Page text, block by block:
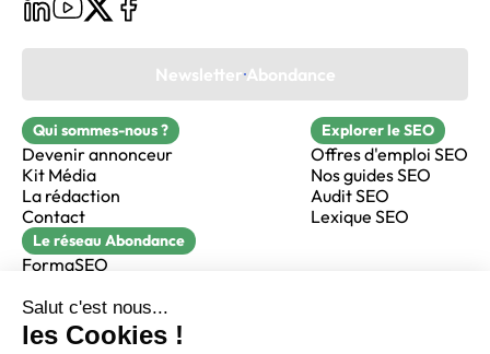
Newsletter Abondance
Qui sommes-nous ?
Devenir annonceur
Kit Média
La rédaction
Contact
Explorer le SEO
Offres d'emploi SEO
Nos guides SEO
Audit SEO
Lexique SEO
Le réseau Abondance
FormaSEO
alfie formation